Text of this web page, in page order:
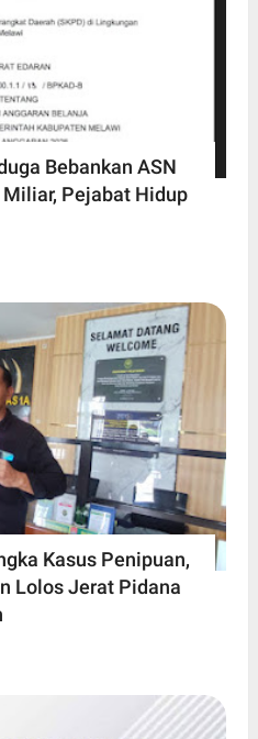
Bebankan ASN
Miliar, Pejabat Hidup
Kasus Penipuan,
Lolos Jerat Pidana